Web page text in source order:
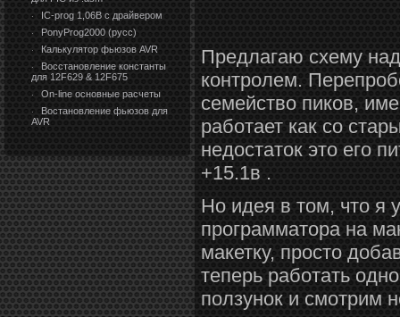
· IC-prog 1,06В с драйвером
· PonyProg2000 (русс)
· Калькулятор фьюзов AVR
·
Восстановление константы
для 12F629 & 12F675
· On-line основные расчеты
·
Востановление фьюзов для
AVR
Предлагаю схему
контролем.
семейство пиков,
работает как со
недостаток это его
+15.1в .
Но идея в том, что я
программатора на
макетку, просто
теперь работать
ползунок и смотрим